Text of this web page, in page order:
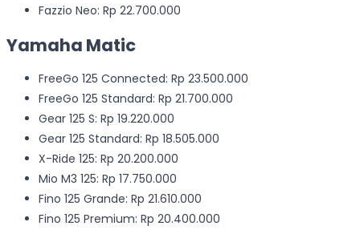
Fazzio Neo: Rp 22.700.000
Yamaha Matic
FreeGo 125 Connected: Rp 23.500.000
FreeGo 125 Standard: Rp 21.700.000
Gear 125 S: Rp 19.220.000
Gear 125 Standard: Rp 18.505.000
X-Ride 125: Rp 20.200.000
Mio M3 125: Rp 17.750.000
Fino 125 Grande: Rp 21.610.000
Fino 125 Premium: Rp 20.400.000